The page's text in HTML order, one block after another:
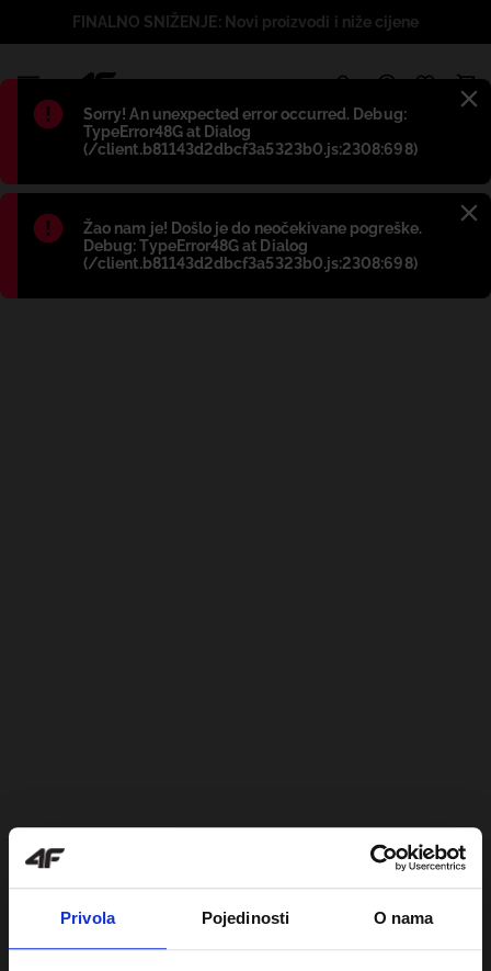
Privola Pojedinosti O nama
Błąd:
Sorry! An unexpected error occurred. Debug:
TypeError48G at Dialog
(/client.b81143d2dbcf3a5323b0.js:2308:698)
Błąd:
Žao nam je! Došlo je do neočekivane pogreške.
Debug: TypeError48G at Dialog
(/client.b81143d2dbcf3a5323b0.js:2308:698)
FINALNO SNIŽENJE: Novi proizvodi i niže cijene